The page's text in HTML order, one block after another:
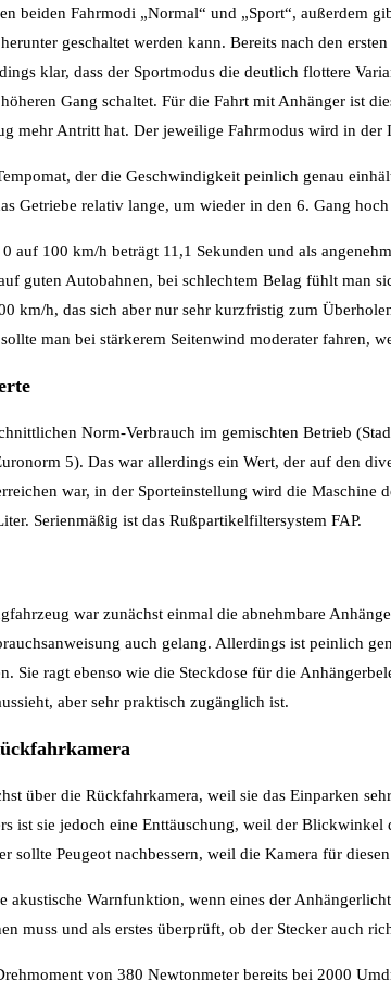
beiden Fahrmodi „Normal“ und „Sport“, außerdem
geschaltet werden kann. Bereits nach den
klar, dass der Sportmodus die deutlich flottere
Gang schaltet. Für die Fahrt mit Anhänger ist
mehr Antritt hat. Der jeweilige Fahrmodus wird in der
der die Geschwindigkeit peinlich genau
Getriebe relativ lange, um wieder in den 6. Gang hoch
auf 100 km/h beträgt 11,1 Sekunden und als
guten Autobahnen, bei schlechtem Belag fühlt man
km/h, das sich aber nur sehr kurzfristig zum
man bei stärkerem Seitenwind moderater fahren,
Norm-Verbrauch im gemischten Betrieb
5). Das war allerdings ein Wert, der auf den
war, in der Sporteinstellung wird die Maschine
Serienmäßig ist das Rußpartikelfiltersystem FAP.
war zunächst einmal die abnehmbare
auch gelang. Allerdings ist peinlich
Sie ragt ebenso wie die Steckdose für die
aber sehr praktisch zugänglich ist.
über die Rückfahrkamera, weil sie das Einparken
ist sie jedoch eine Enttäuschung, weil der
sollte Peugeot nachbessern, weil die Kamera für
akustische Warnfunktion, wenn eines der
muss und als erstes überprüft, ob der Stecker auch
von 380 Newtonmeter bereits bei 2000